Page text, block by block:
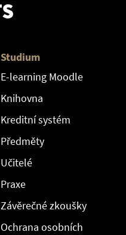
Studium
E-learning Moodle
Knihovna
Kreditní systém
Předměty
Učitelé
Praxe
Závěrečné zkoušky
Ochrana osobních